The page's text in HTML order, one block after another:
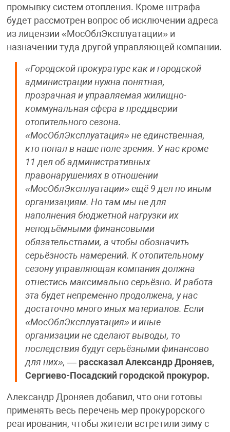
промывку систем отопления. Кроме штрафа
будет рассмотрен вопрос об исключении адреса
из лицензии «МосОблЭксплуатации» и
назначении туда другой управляющей компании.
«Городской прокуратуре как и городской
администрации нужна понятная,
прозрачная и управляемая жилищно-
коммунальная сфера в преддверии
отопительного сезона.
«МосОблЭксплуатация» не единственная,
кто попал в наше поле зрения. У нас кроме
11 дел об административных
правонарушениях в отношении
«МосОблЭксплуатации» ещё 9 дел по иным
организациям. Но там мы не для
наполнения бюджетной нагрузки их
неподъёмными финансовыми
обязательствами, а чтобы обозначить
серьёзность намерений. К отопительному
сезону управляющая компания должна
отнестись максимально серьёзно. И работа
эта будет непременно продолжена, у нас
достаточно много иных материалов. Если
«МосОблЭксплуатация» и иные
организации не сделают выводы, то
последствия будут серьёзными финансово
для них», — рассказал Александр Дроняев,
Сергиево-Посадский городской прокурор.
Александр Дроняев добавил, что они готовы
применять весь перечень мер прокурорского
реагирования, чтобы жители встретили зиму с